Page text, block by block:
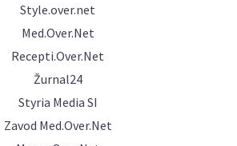
Style.over.net
Med.Over.Net
Recepti.Over.Net
Žurnal24
Styria Media SI
Zavod Med.Over.Net